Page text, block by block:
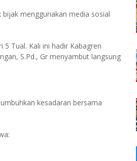
menggunakan media sosial
Tual. Kali ini hadir Kabagren
S.Pd., Gr menyambut langsung
kesadaran bersama